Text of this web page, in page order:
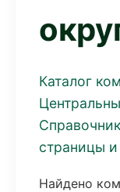
Каталог
страницы
Найдено